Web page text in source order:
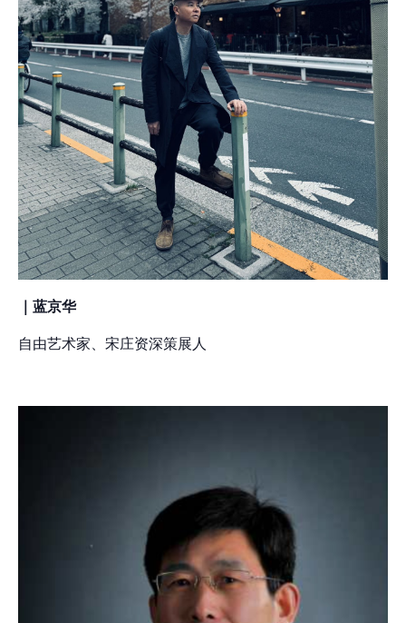
｜蓝京华
自由艺术家、宋庄资深策展人